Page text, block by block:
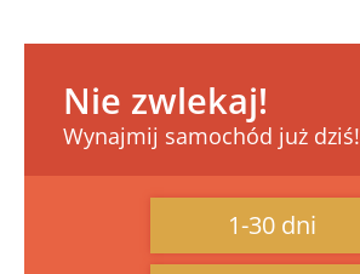
Nie zwlekaj!
Wynajmij samochód już dziś!
1-30 dni